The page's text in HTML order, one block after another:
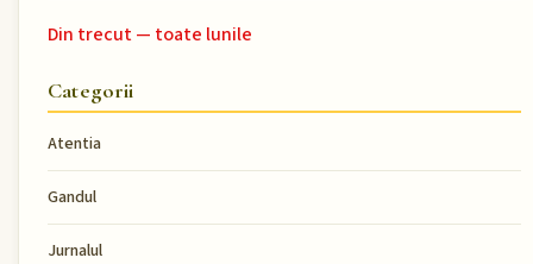
Din trecut — toate lunile
Categorii
Atentia
Gandul
Jurnalul